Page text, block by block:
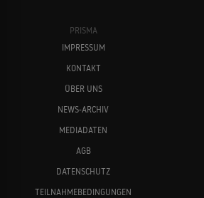
PRISMA
IMPRESSUM
KONTAKT
ÜBER UNS
NEWS-ARCHIV
MEDIADATEN
AGB
DATENSCHUTZ
TEILNAHMEBEDINGUNGEN